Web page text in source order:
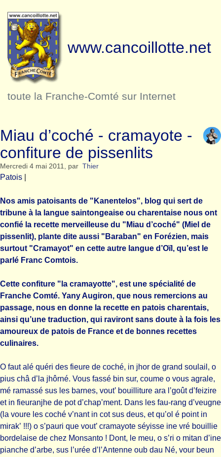
www.cancoillotte.net
toute la Franche-Comté sur Internet
Miau d’coché - cramayote -
confiture de pissenlits
Mercredi 4 mai 2011, par Thier
Patois
Nos amis patoisants de "Kanentelos", blog qui sert de
tribune à la langue saintongeaise ou charentaise nous ont
confié la recette merveilleuse du "Miau d’coché" (Miel de
pissenlit), plante dite aussi "Baraban" en Forézien, mais
surtout "Cramayot" en cette autre langue d’Oïl, qu’est le
parlé Franc Comtois.
Cette confiture "la cramayotte", est une spécialité de
Franche Comté. Yany Augiron, que nous remercions au
passage, nous en donne la recette en patois charentais,
ainsi qu’une traduction, qui raviront sans doute à la fois les
amoureux de patois de France et de bonnes recettes
culinaires.
O faut alé quéri des fieure de coché, in jhor de grand soulail, o
pius châ d’la jhôrné. Vous fassé bin sur, coume o vous agrale,
mé ramassé sus les barnes, vout’ bouilliture ara l’goût d’feizire
et in fieuranjhe de pot d’chap’ment. Dans les fau-rang d’veugne
(la voure les coché v’nant in cot sus deus, et qu’ol é point in
mirak’ !!!) o s’pauri que vout’ cramayote séyisse ine vré bouillie
bordelaise de chez Monsanto ! Dont, le meu, o s’ri o mitan d’ine
pianche d’arbe, sus l’urée d’l’Antenne oub dau Né, vour beun